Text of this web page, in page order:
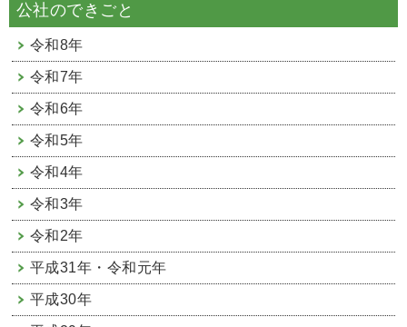
公社のできごと
令和8年
令和7年
令和6年
令和5年
令和4年
令和3年
令和2年
平成31年・令和元年
平成30年